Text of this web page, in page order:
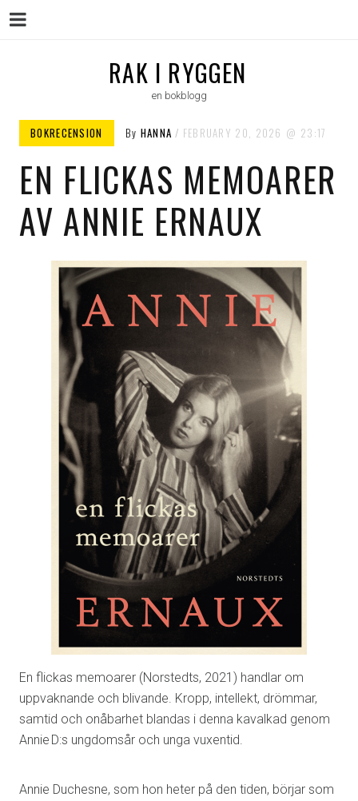
RAK I RYGGEN
en bokblogg
BOKRECENSION By HANNA FEBRUARY 20, 2026 23:17
EN FLICKAS MEMOARER
AV ANNIE ERNAUX
En flickas memoarer (Norstedts, 2021) handlar om
uppvaknande och blivande. Kropp, intellekt, drömmar,
samtid och onåbarhet blandas i denna kavalkad genom
Annie D:s ungdomsår och unga vuxentid.
Annie Duchesne, som hon heter på den tiden, börjar som
Menu